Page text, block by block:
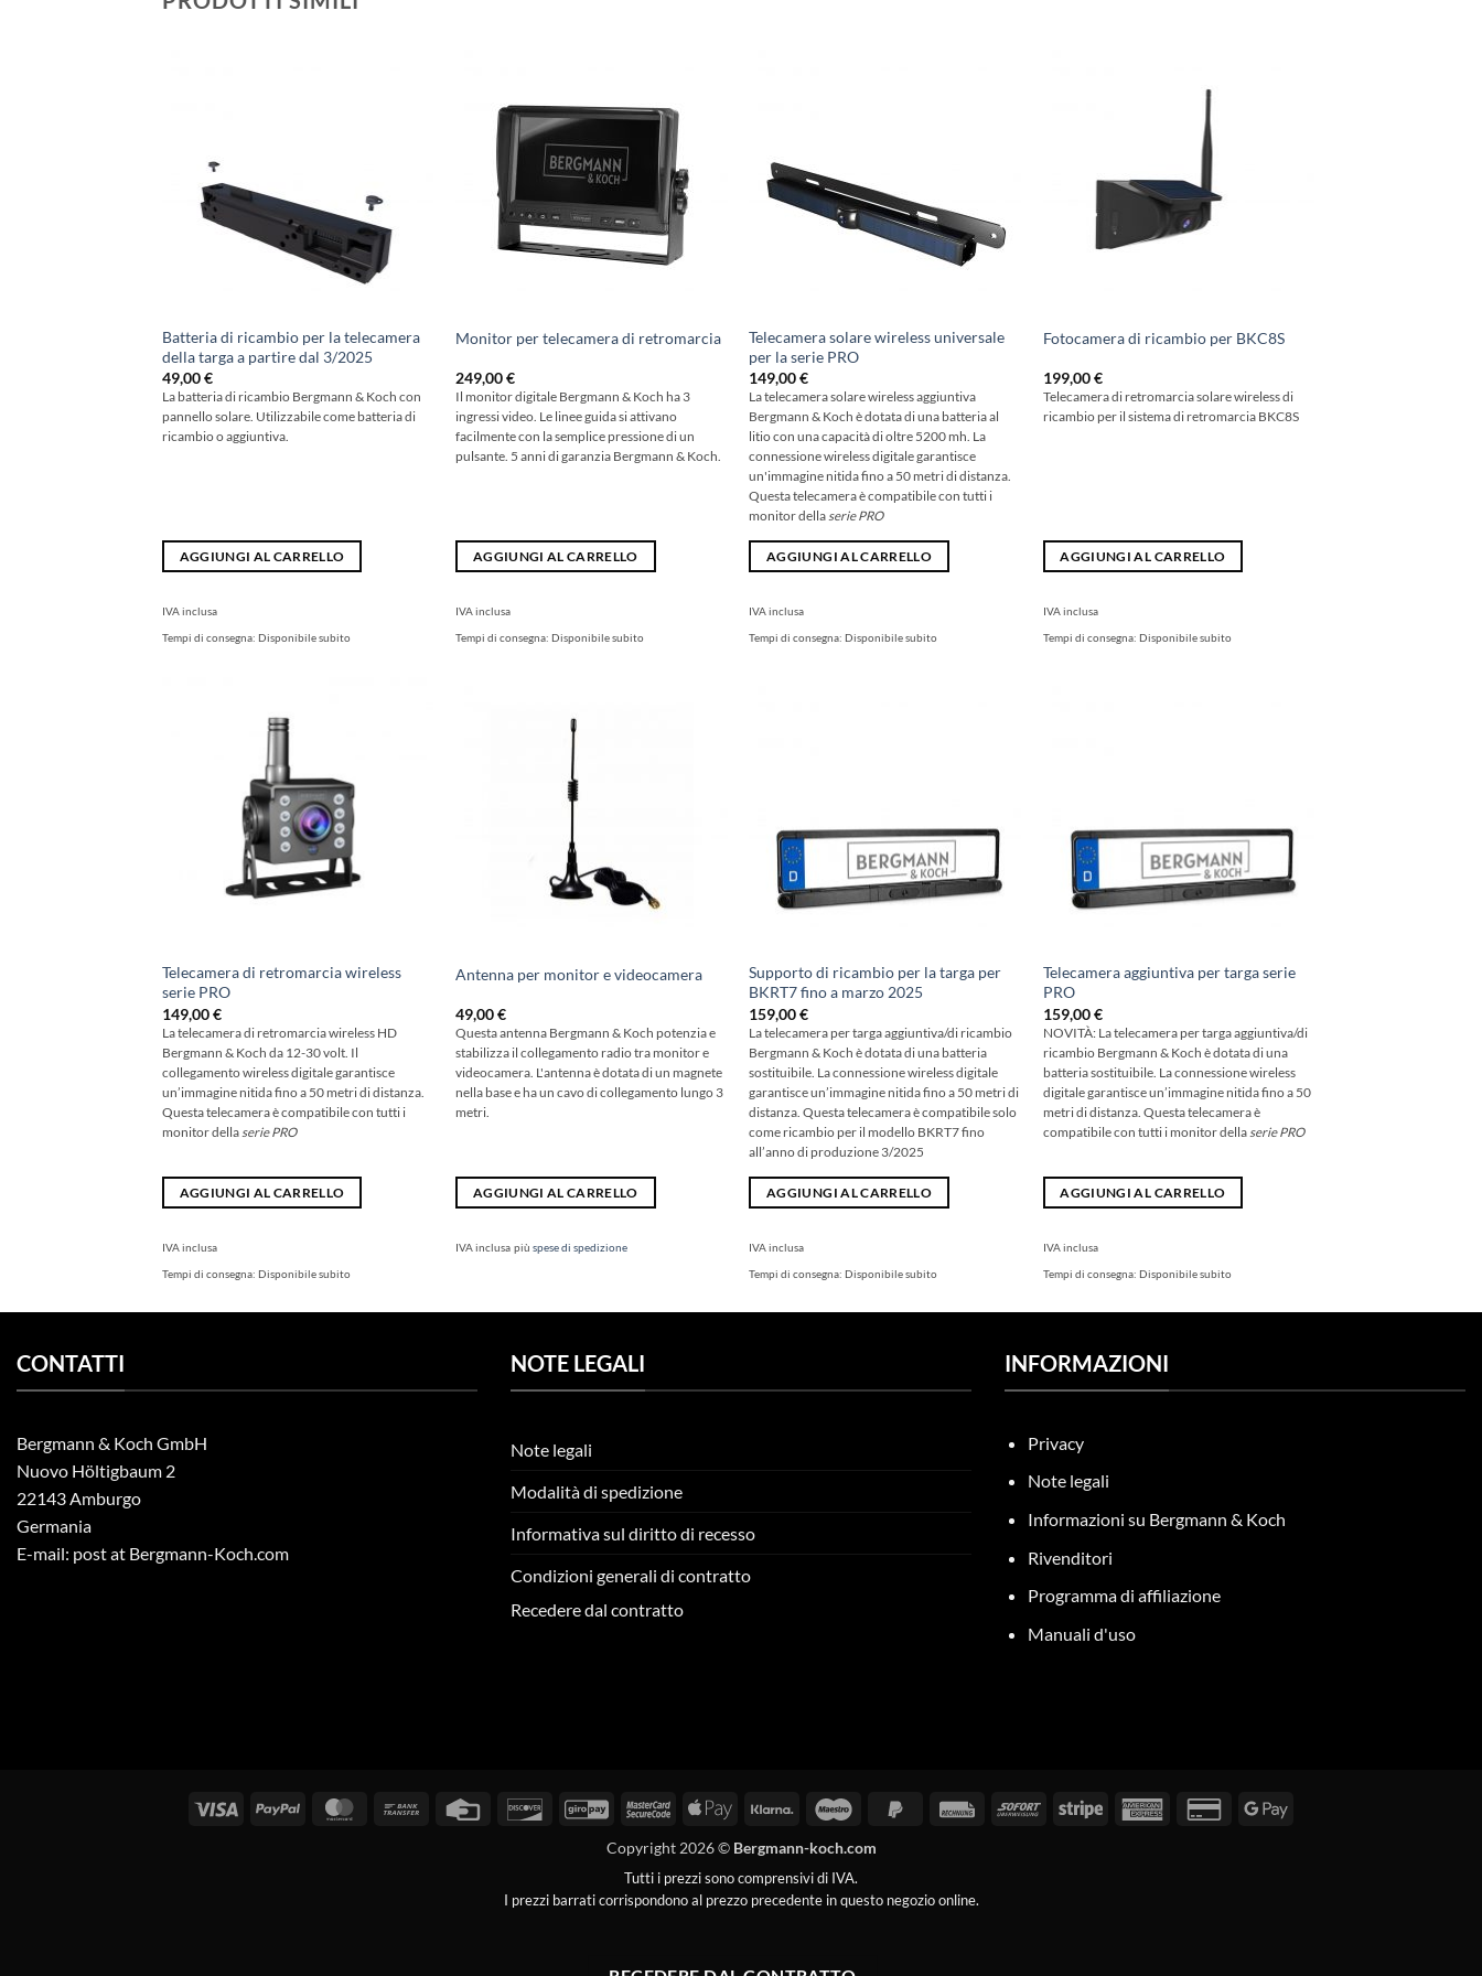
Batteria di ricambio per la telecamera
della targa a partire dal 3/2025
49,00€
La batteria di ricambio Bergmann & Koch con
pannello solare. Utilizzabile come batteria di
ricambio o aggiuntiva.
AGGIUNGI AL CARRELLO
IVA inclusa
Tempi di consegna: Disponibile subito
Monitor per telecamera di retromarcia
249,00€
Il monitor digitale Bergmann & Koch ha 3
ingressi video. Le linee guida si attivano
facilmente con la semplice pressione di un
pulsante. 5 anni di garanzia Bergmann & Koch.
AGGIUNGI AL CARRELLO
IVA inclusa
Tempi di consegna: Disponibile subito
Telecamera solare wireless universale
per la serie PRO
149,00€
La telecamera solare wireless aggiuntiva
Bergmann & Koch è dotata di una batteria al
litio con una capacità di oltre 5200 mh. La
connessione wireless digitale garantisce
un'immagine nitida fino a 50 metri di distanza.
Questa telecamera è compatibile con tutti i
monitor della serie PRO
AGGIUNGI AL CARRELLO
IVA inclusa
Tempi di consegna: Disponibile subito
Fotocamera di ricambio per BKC8S
199,00€
Telecamera di retromarcia solare wireless di
ricambio per il sistema di retromarcia BKC8S
AGGIUNGI AL CARRELLO
IVA inclusa
Tempi di consegna: Disponibile subito
Telecamera di retromarcia wireless
serie PRO
149,00€
La telecamera di retromarcia wireless HD
Bergmann & Koch da 12-30 volt. Il
collegamento wireless digitale garantisce
un’immagine nitida fino a 50 metri di distanza.
Questa telecamera è compatibile con tutti i
monitor della serie PRO
AGGIUNGI AL CARRELLO
IVA inclusa
Tempi di consegna: Disponibile subito
Antenna per monitor e videocamera
49,00€
Questa antenna Bergmann & Koch potenzia e
stabilizza il collegamento radio tra monitor e
videocamera. L'antenna è dotata di un magnete
nella base e ha un cavo di collegamento lungo 3
metri.
AGGIUNGI AL CARRELLO
IVA inclusa piùspese di spedizione
Supporto di ricambio per la targa per
BKRT7 fino a marzo 2025
159,00€
La telecamera per targa aggiuntiva/di ricambio
Bergmann & Koch è dotata di una batteria
sostituibile. La connessione wireless digitale
garantisce un’immagine nitida fino a 50 metri di
distanza. Questa telecamera è compatibile solo
come ricambio per il modello BKRT7 fino
all’anno di produzione 3/2025
AGGIUNGI AL CARRELLO
IVA inclusa
Tempi di consegna: Disponibile subito
Telecamera aggiuntiva per targa serie
PRO
159,00€
NOVITÀ: La telecamera per targa aggiuntiva/di
ricambio Bergmann & Koch è dotata di una
batteria sostituibile. La connessione wireless
digitale garantisce un’immagine nitida fino a 50
metri di distanza. Questa telecamera è
compatibile con tutti i monitor della serie PRO
AGGIUNGI AL CARRELLO
IVA inclusa
Tempi di consegna: Disponibile subito
CONTATTI
Bergmann & Koch GmbH
Nuovo Höltigbaum 2
22143 Amburgo
Germania
E-mail: post at Bergmann-Koch.com
NOTE LEGALI
Note legali
Modalità di spedizione
Informativa sul diritto di recesso
Condizioni generali di contratto
Recedere dal contratto
INFORMAZIONI
Privacy
Note legali
Informazioni su Bergmann & Koch
Rivenditori
Programma di affiliazione
Manuali d'uso
Visti PayPal MasterCardBonifico
Carta
Scopri GiroPay MasterCardApple
Klarna Maestro
PayPal
Fattura Subito Stripe
American
Carta
Google
Copyright 2026 © Bergmann-koch.com
Tutti i prezzi sono comprensivi di IVA.
I prezzi barrati corrispondono al prezzo precedente in questo negozio online.